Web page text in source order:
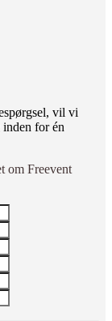
vil vi
inden for én
om Freevent